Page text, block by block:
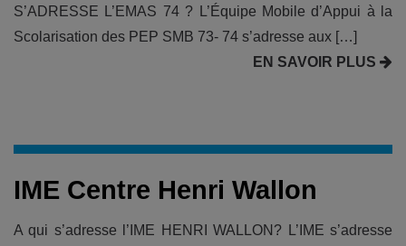
S’ADRESSE L’EMAS 74 ? L’Équipe Mobile d’Appui à la
Scolarisation des PEP SMB 73- 74 s’adresse aux […]
EN SAVOIR PLUS
IME Centre Henri Wallon
A qui s’adresse l’IME HENRI WALLON? L’IME s’adresse